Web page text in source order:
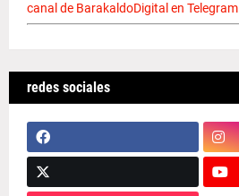
canal de BarakaldoDigital en Telegram
redes sociales